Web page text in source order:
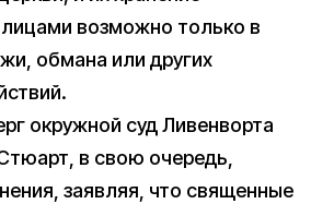
возможно только в
обмана или других
окружной суд Ливенворта
в свою очередь,
заявляя, что священные